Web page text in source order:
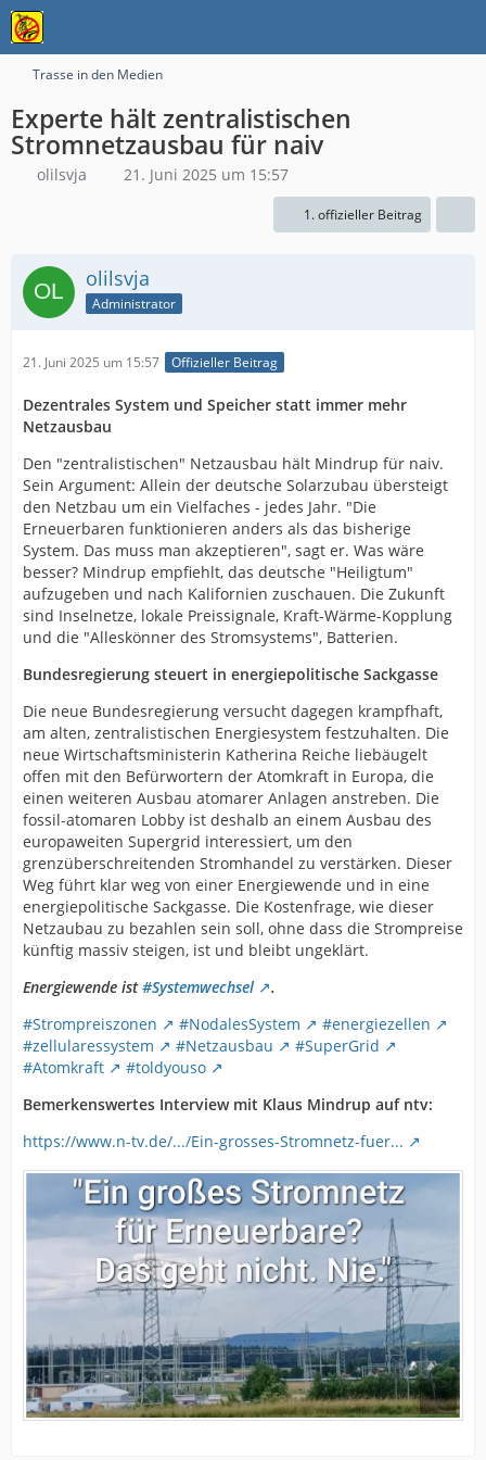
Trasse in den Medien
Experte hält zentralistischen
Stromnetzausbau für naiv
olilsvja 21. Juni 2025 um 15:57
1. offizieller Beitrag
olilsvja
Administrator
21. Juni 2025 um 15:57 Offizieller Beitrag
Dezentrales System und Speicher statt immer mehr
Netzausbau
Den "zentralistischen" Netzausbau hält Mindrup für naiv.
Sein Argument: Allein der deutsche Solarzubau übersteigt
den Netzbau um ein Vielfaches - jedes Jahr. "Die
Erneuerbaren funktionieren anders als das bisherige
System. Das muss man akzeptieren", sagt er. Was wäre
besser? Mindrup empfiehlt, das deutsche "Heiligtum"
aufzugeben und nach Kalifornien zuschauen. Die Zukunft
sind Inselnetze, lokale Preissignale, Kraft-Wärme-Kopplung
und die "Alleskönner des Stromsystems", Batterien.
Bundesregierung steuert in energiepolitische Sackgasse
Die neue Bundesregierung versucht dagegen krampfhaft,
am alten, zentralistischen Energiesystem festzuhalten. Die
neue Wirtschaftsministerin Katherina Reiche liebäugelt
offen mit den Befürwortern der Atomkraft in Europa, die
einen weiteren Ausbau atomarer Anlagen anstreben. Die
fossil-atomaren Lobby ist deshalb an einem Ausbau des
europaweiten Supergrid interessiert, um den
grenzüberschreitenden Stromhandel zu verstärken. Dieser
Weg führt klar weg von einer Energiewende und in eine
energiepolitische Sackgasse. Die Kostenfrage, wie dieser
Netzaubau zu bezahlen sein soll, ohne dass die Strompreise
künftig massiv steigen, ist und bleibt ungeklärt.
Energiewende ist#Systemwechsel
.
#Strompreiszonen
#NodalesSystem
#energiezellen
#zellularessystem
#Netzausbau
#SuperGrid
#Atomkraft
#toldyouso
Bemerkenswertes Interview mit Klaus Mindrup auf ntv:
https://www.n-tv.de/.../Ein-grosses-Stromnetz-fuer...